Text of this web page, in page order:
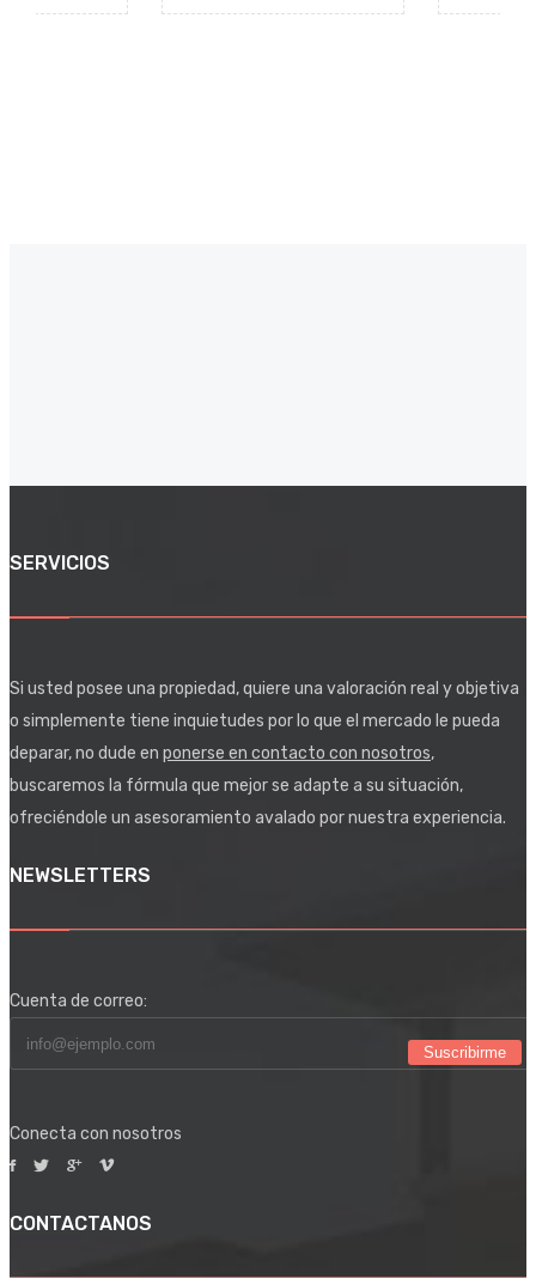
SERVICIOS
Si usted posee una propiedad, quiere una valoración real y objetiva
o simplemente tiene inquietudes por lo que el mercado le pueda
deparar, no dude en ponerse en contacto con nosotros,
buscaremos la fórmula que mejor se adapte a su situación,
ofreciéndole un asesoramiento avalado por nuestra experiencia.
NEWSLETTERS
Cuenta de correo:
Suscribirme
Conecta con nosotros
CONTACTANOS